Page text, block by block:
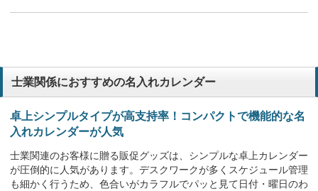
士業関係におすすめの名入れカレンダー
卓上シンプルタイプが高支持率！コンパクトで機能的な名
入れカレンダーが人気
士業関連のお客様に贈る販促グッズは、シンプルな卓上カレンダー
が圧倒的に人気があります。デスクワークが多くスケジュール管理
も細かく行うため、色合いがカラフルでパッと見て日付・曜日のわ